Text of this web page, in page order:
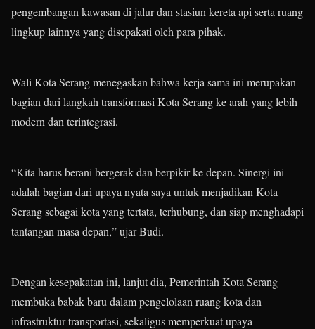
pengembangan kawasan di jalur dan stasiun kereta api serta ruang
lingkup lainnya yang disepakati oleh para pihak.
Wali Kota Serang menegaskan bahwa kerja sama ini merupakan
bagian dari langkah transformasi Kota Serang ke arah yang lebih
modern dan terintegrasi.
“Kita harus berani bergerak dan berpikir ke depan. Sinergi ini
adalah bagian dari upaya nyata saya untuk menjadikan Kota
Serang sebagai kota yang tertata, terhubung, dan siap menghadapi
tantangan masa depan,” ujar Budi.
Dengan kesepakatan ini, lanjut dia, Pemerintah Kota Serang
membuka babak baru dalam pengelolaan ruang kota dan
infrastruktur transportasi, sekaligus memperkuat upaya